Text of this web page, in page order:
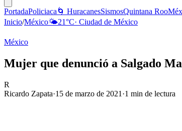
PortadaPoliciaca 🌀 HuracanesSismosQuintana Roo
Inicio/México🌤️21°C· Ciudad de México
México
Mujer que denunció a Salgado
R
Ricardo Zapata·15 de marzo de 2021 ·1 min de lectura